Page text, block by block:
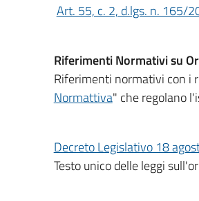
Art. 55, c. 2, d.lgs. n. 165/
Riferimenti Normativi su
Riferimenti normativi con i
Normattiva" che regolano
Decreto Legislativo 18
Testo unico delle leggi